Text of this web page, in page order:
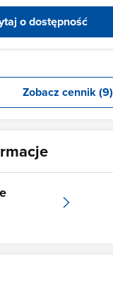
o dostępność
Zobacz cennik (9)